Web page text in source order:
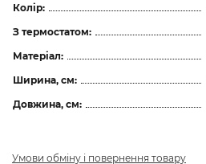
Колір:
З термостатом:
Матеріал:
Ширина, см:
Довжина, см:
Умови обміну і повернення товару